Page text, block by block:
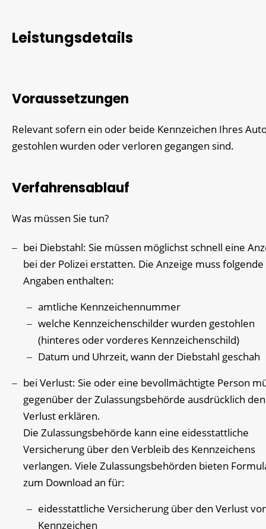
Leistungsdetails
Voraussetzungen
Relevant sofern ein oder beide Kennzeichen Ihres
gestohlen wurden oder verloren gegangen sind.
Verfahrensablauf
Was müssen Sie tun?
bei Diebstahl: Sie müssen möglichst schnell eine
bei der Polizei erstatten. Die Anzeige muss folgende
Angaben enthalten:
amtliche Kennzeichennummer
welche Kennzeichenschilder wurden gestohlen
(hinteres oder vorderes Kennzeichenschild)
Datum und Uhrzeit, wann der Diebstahl geschah
bei Verlust: Sie oder eine bevollmächtigte Person
gegenüber der Zulassungsbehörde ausdrücklich den
Verlust erklären.
Die Zulassungsbehörde kann eine eidesstattliche
Versicherung über den Verbleib des Kennzeichens
verlangen. Viele Zulassungsbehörden bieten
zum Download an für:
eidesstattliche Versicherung über den Verlust
Kennzeichen